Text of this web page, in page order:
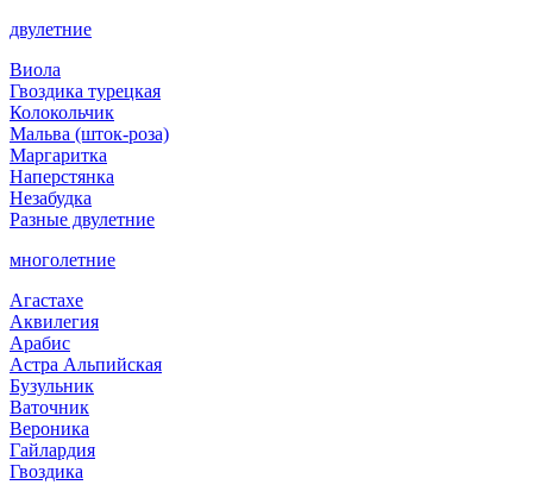
двулетние
Виола
Гвоздика турецкая
Колокольчик
Мальва (шток-роза)
Маргаритка
Наперстянка
Незабудка
Разные двулетние
многолетние
Агастахе
Аквилегия
Арабис
Астра Альпийская
Бузульник
Ваточник
Вероника
Гайлардия
Гвоздика